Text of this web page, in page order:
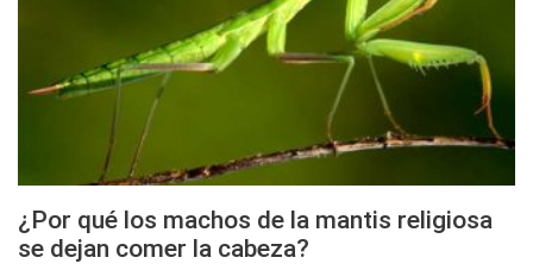
¿Por qué los machos de la mantis religiosa
se dejan comer la cabeza?